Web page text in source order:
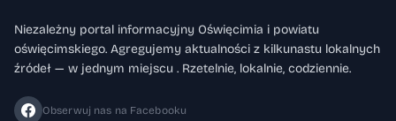
Niezależny portal informacyjny Oświęcimia i powiatu
oświęcimskiego. Agregujemy aktualności z kilkunastu lokalnych
źródeł — w jednym miejscu . Rzetelnie, lokalnie, codziennie.
Obserwuj nas na Facebooku